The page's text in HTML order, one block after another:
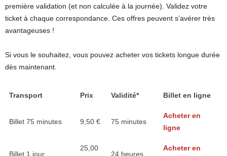
première validation (et non calculée à la journée). Validez votre
ticket à chaque correspondance. Ces offres peuvent s’avérer très
avantageuses !
Si vous le souhaitez, vous pouvez acheter vos tickets longue durée
dès maintenant.
Transport Prix Validité* Billet en ligne
Billet 75 minutes 9,50 € 75 minutes
Acheter en
ligne
Billet 1 jour
25,00
24 heures
Acheter en